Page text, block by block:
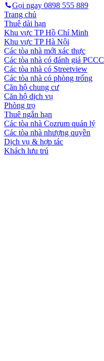
Gọi ngay 0898 555 889
Trang chủ
Thuê dài hạn
Khu vực TP Hồ Chí Minh
Khu vực TP Hà Nội
Các tòa nhà mới xác thực
Các tòa nhà có đánh giá PCCC
Các tòa nhà có Streetview
Các tòa nhà có phòng trống
Căn hộ chung cư
Căn hộ dịch vụ
Phòng trọ
Thuê ngắn hạn
Các tòa nhà Cozrum quản lý
Các tòa nhà nhượng quyền
Dịch vụ & hợp tác
Khách lưu trú